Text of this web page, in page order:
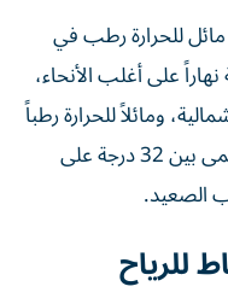
للحرارة رطب في
على أغلب الأنحاء،
ومائلاً للحرارة رطباً
ليلاً، حيث تتراوح درجات الحرارة العظمى بين 32 درجة على
للرياح